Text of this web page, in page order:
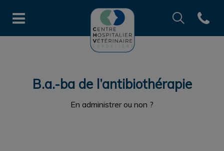
Page d'accueil de CHV des
Open
Recherche
B.a.-ba de l’antibiothérapie
En administrer ou non ?